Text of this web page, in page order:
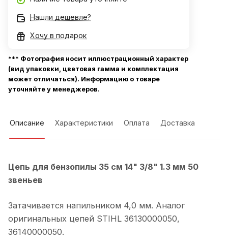
Нашли дешевле?
Хочу в подарок
*** Фотография носит иллюстрационный характер
(вид упаковки, цветовая гамма и комплектация
может отличаться). Информацию о товаре
уточняйте у менеджеров.
Описание Характеристики Оплата Доставка
Цепь для бензопилы 35 см 14" 3/8" 1.3 мм 50
звеньев
Затачивается напильником 4,0 мм. Аналог
оригинальных цепей STIHL 36130000050,
36140000050.